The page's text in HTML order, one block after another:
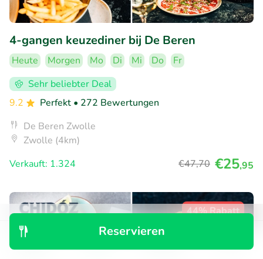
Reservieren
4-gangen keuzediner bij De Beren
Heute Morgen Mo Di Mi Do
Fr
Sehr beliebter Deal
9.2
Perfekt • 272 Bewertungen
De Beren Zwolle
Zwolle (4km)
Verkauft: 1.324
€47,70 €25,95
44% Rabatt